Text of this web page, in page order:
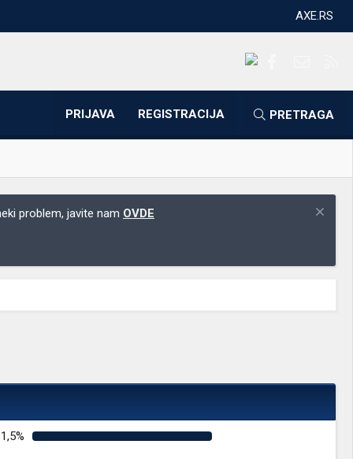
AXE.RS
PRIJAVA REGISTRACIJA PRETRAGA
problem, javite nam OVDE